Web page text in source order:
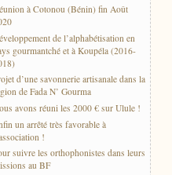
à Cotonou (Bénin) fin Août
de l’alphabétisation en
gourmantché et à Koupéla (2016-
d’une savonnerie artisanale dans la
de Fada N’ Gourma
avons réuni les 2000 € sur Ulule !
un arrêté très favorable à
!
suivre les orthophonistes dans leurs
au BF